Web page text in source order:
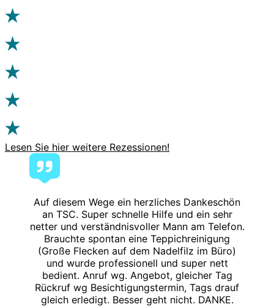
Lesen Sie hier weitere Rezessionen!
Auf diesem Wege ein herzliches Dankeschön
an TSC. Super schnelle Hilfe und ein sehr
netter und verständnisvoller Mann am Telefon.
Brauchte spontan eine Teppichreinigung
(Große Flecken auf dem Nadelfilz im Büro)
und wurde professionell und super nett
bedient. Anruf wg. Angebot, gleicher Tag
Rückruf wg Besichtigungstermin, Tags drauf
gleich erledigt. Besser geht nicht. DANKE.